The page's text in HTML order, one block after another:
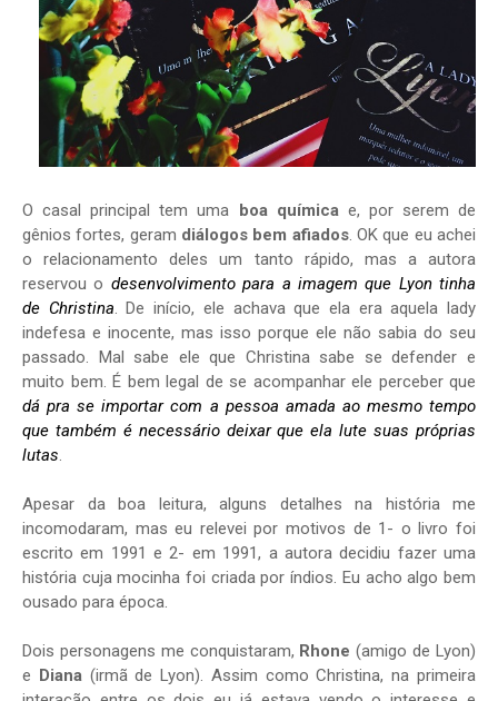
O casal principal tem uma boa químicae, por serem de
gênios fortes, geram diálogos bem afiados. OK que eu achei
o relacionamento deles um tanto rápido, mas a autora
reservou o desenvolvimento para a imagem que Lyon tinha
de Christina. De início, ele achava que ela era aquela lady
indefesa e inocente, mas isso porque ele não sabia do seu
passado. Mal sabe ele que Christina sabe se defender e
muito bem. É bem legal de se acompanhar ele perceber que
dá pra se importar com a pessoa amada ao mesmo tempo
que também é necessário deixar que ela lute suas próprias
lutas.
Apesar da boa leitura, alguns detalhes na história me
incomodaram, mas eu relevei por motivos de 1- o livro foi
escrito em 1991 e 2- em 1991, a autora decidiu fazer uma
história cuja mocinha foi criada por índios. Eu acho algo bem
ousado para época.
Dois personagens me conquistaram, Rhone (amigo de Lyon)
e
Diana(irmã de Lyon). Assim como Christina, na primeira